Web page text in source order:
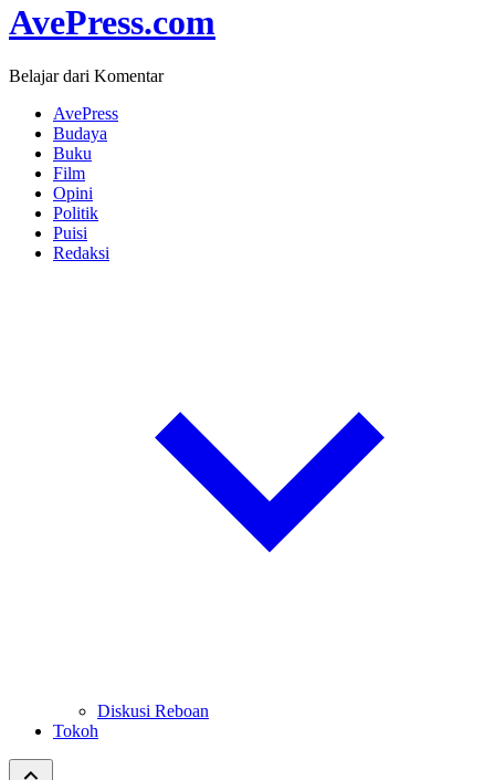
AvePress.com
Belajar dari Komentar
AvePress
Budaya
Buku
Film
Opini
Politik
Puisi
Redaksi
Diskusi Reboan
Tokoh